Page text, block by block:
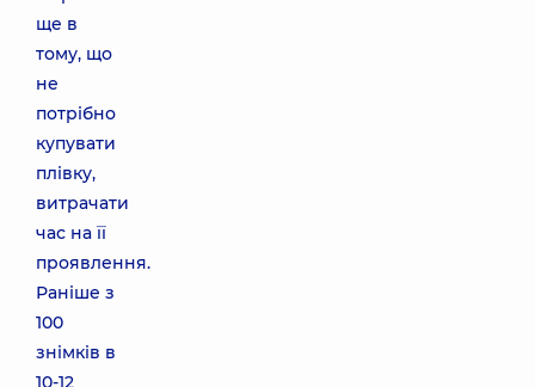
ще в
тому, що
не
потрібно
купувати
плівку,
витрачати
час на її
проявлення.
Раніше з
100
знімків в
10-12